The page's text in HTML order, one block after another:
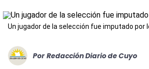
Un jugador de la selección fue imputado por
Por Redacción Diario de Cuyo